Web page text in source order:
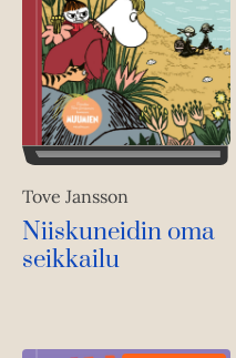
Tove Jansson
Niiskuneidin oma
seikkailu